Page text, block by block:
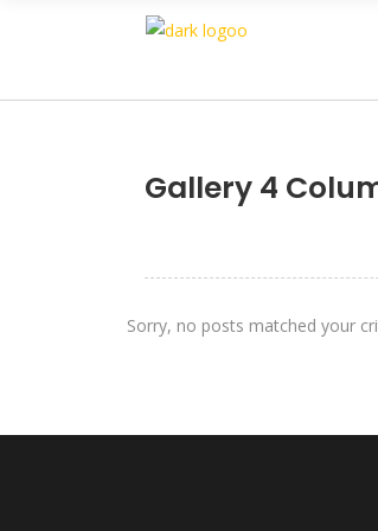
Gallery 4
Sorry, no posts matched your